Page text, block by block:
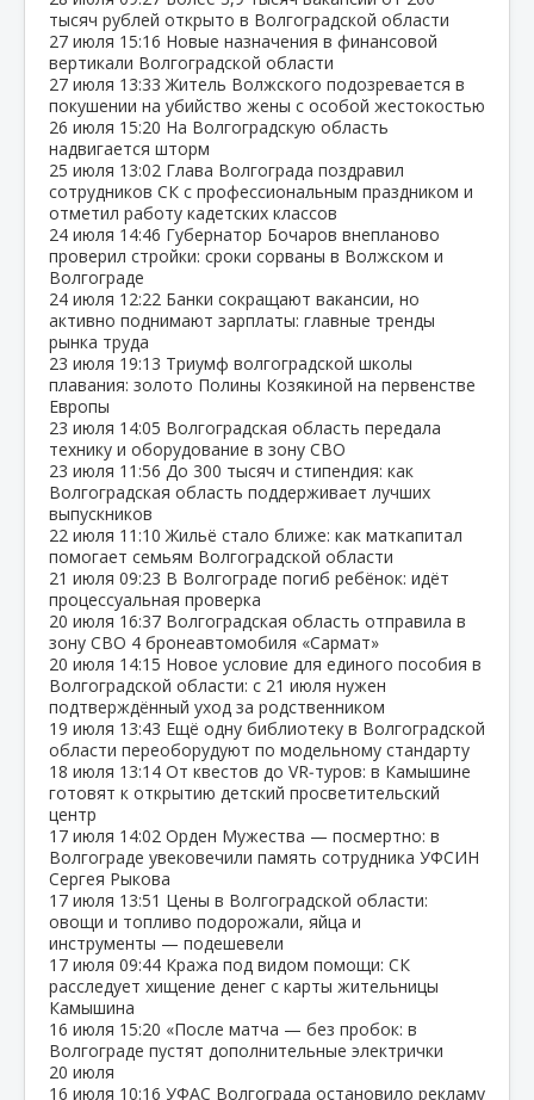
тысяч рублей открыто в Волгоградской области
27 июля 15:16 Новые назначения в финансовой
вертикали Волгоградской области
27 июля 13:33 Житель Волжского подозревается в
покушении на убийство жены с особой жестокостью
26 июля 15:20 На Волгоградскую область
надвигается шторм
25 июля 13:02 Глава Волгограда поздравил
сотрудников СК с профессиональным праздником и
отметил работу кадетских классов
24 июля 14:46 Губернатор Бочаров внепланово
проверил стройки: сроки сорваны в Волжском и
Волгограде
24 июля 12:22 Банки сокращают вакансии, но
активно поднимают зарплаты: главные тренды
рынка труда
23 июля 19:13 Триумф волгоградской школы
плавания: золото Полины Козякиной на первенстве
Европы
23 июля 14:05 Волгоградская область передала
технику и оборудование в зону СВО
23 июля 11:56 До 300 тысяч и стипендия: как
Волгоградская область поддерживает лучших
выпускников
22 июля 11:10 Жильё стало ближе: как маткапитал
помогает семьям Волгоградской области
21 июля 09:23 В Волгограде погиб ребёнок: идёт
процессуальная проверка
20 июля 16:37 Волгоградская область отправила в
зону СВО 4 бронеавтомобиля «Сармат»
20 июля 14:15 Новое условие для единого пособия в
Волгоградской области: с 21 июля нужен
подтверждённый уход за родственником
19 июля 13:43 Ещё одну библиотеку в Волгоградской
области переоборудуют по модельному стандарту
18 июля 13:14 От квестов до VR‑туров: в Камышине
готовят к открытию детский просветительский
центр
17 июля 14:02 Орден Мужества — посмертно: в
Волгограде увековечили память сотрудника УФСИН
Сергея Рыкова
17 июля 13:51 Цены в Волгоградской области:
овощи и топливо подорожали, яйца и
инструменты — подешевели
17 июля 09:44 Кража под видом помощи: СК
расследует хищение денег с карты жительницы
Камышина
16 июля 15:20 «После матча — без пробок: в
Волгограде пустят дополнительные электрички
20 июля
16 июля 10:16 УФАС Волгограда остановило рекламу